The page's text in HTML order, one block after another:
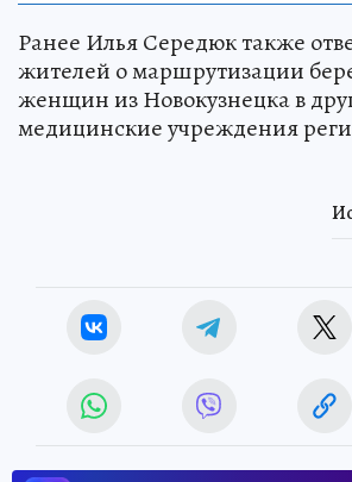
Ранее Илья Середюк также
жителей о маршрутизации
женщин из Новокузнецка в
медицинские учреждения